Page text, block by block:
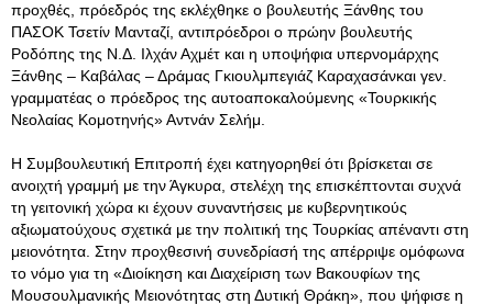
προχθές, πρόεδρός της εκλέχθηκε ο βουλευτής Ξάνθης του
ΠΑΣΟΚ Τσετίν Μανταζί, αντιπρόεδροι ο πρώην βουλευτής
Ροδόπης της Ν.Δ. Ιλχάν Αχμέτ και η υποψήφια υπερνομάρχης
Ξάνθης – Καβάλας – Δράμας Γκιουλμπεγιάζ Καραχασάνκαι γεν.
γραμματέας ο πρόεδρος της αυτοαποκαλούμενης «Τουρκικής
Νεολαίας Κομοτηνής» Αντνάν Σελήμ.
Η Συμβουλευτική Επιτροπή έχει κατηγορηθεί ότι βρίσκεται σε
ανοιχτή γραμμή με την Άγκυρα, στελέχη της επισκέπτονται συχνά
τη γειτονική χώρα κι έχουν συναντήσεις με κυβερνητικούς
αξιωματούχους σχετικά με την πολιτική της Τουρκίας απέναντι στη
μειονότητα. Στην προχθεσινή συνεδρίασή της απέρριψε ομόφωνα
το νόμο για τη «Διοίκηση και Διαχείριση των Βακουφίων της
Μουσουλμανικής Μειονότητας στη Δυτική Θράκη», που ψήφισε η